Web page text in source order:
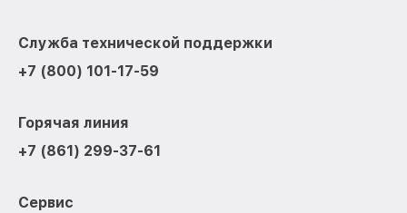
Служба технической поддержки
+7 (800) 101-17-59
Горячая линия
+7 (861) 299-37-61
Сервис